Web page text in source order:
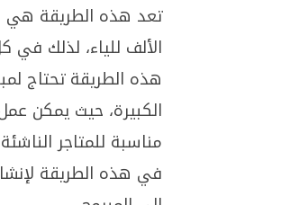
تعد هذه الطريقة هي
الألف للياء، لذلك
هذه الطريقة تحتاج
الكبيرة، حيث يمكن
مناسبة للمتاجر
في هذه الطريقة